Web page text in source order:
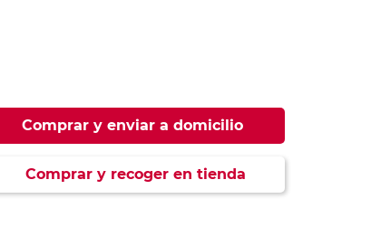
Comprar y enviar a domicilio
Comprar y recoger en tienda